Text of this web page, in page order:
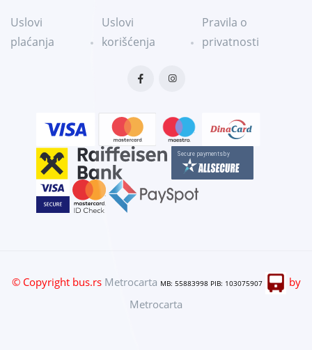
Uslovi
plaćanja
Uslovi
korišćenja
Pravila o
privatnosti
© Copyright bus.rs Metrocarta MB: 55883998 PIB: 103075907
by
Metrocarta